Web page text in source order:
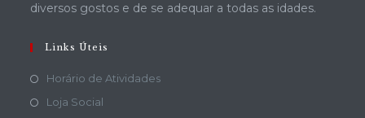
diversos gostos e de se adequar a todas as idades.
Links Úteis
Horário de Atividades
Loja Social